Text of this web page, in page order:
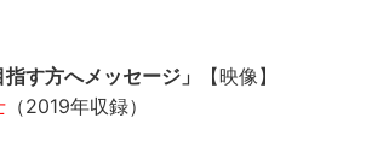
す方へメッセージ」
【映像】
（2019年収録）